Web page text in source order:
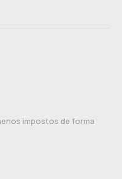
impostos de forma